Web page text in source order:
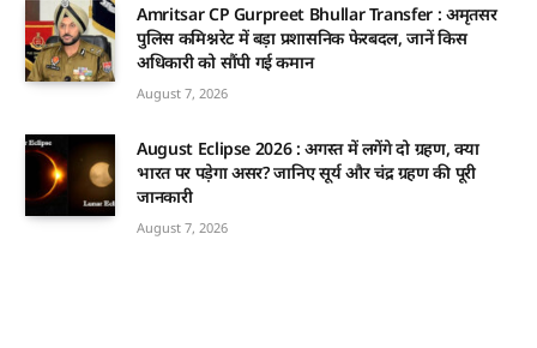
Amritsar CP Gurpreet Bhullar Transfer : अमृतसर
पुलिस कमिश्नरेट में बड़ा प्रशासनिक फेरबदल, जानें किस
अधिकारी को सौंपी गई कमान
August 7, 2026
August Eclipse 2026 : अगस्त में लगेंगे दो ग्रहण, क्या
भारत पर पड़ेगा असर? जानिए सूर्य और चंद्र ग्रहण की पूरी
जानकारी
August 7, 2026